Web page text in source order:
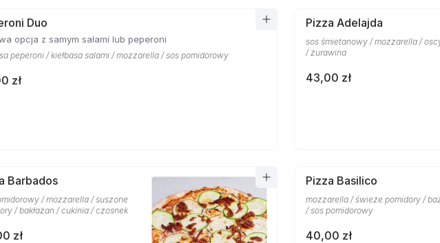
Duo
opcja z samym salami lub peperoni
peperoni / kiełbasa salami / mozzarella / sos pomidorowy
zł
Pizza Adelajda
sos śmietanowy / mozzarella /
/ żurawina
43,00 zł
Barbados
/ mozzarella / suszone
/ bakłażan / cukinia / czosnek
zł
Pizza Basilico
mozzarella / świeże pomidory /
/ sos pomidorowy
40,00 zł